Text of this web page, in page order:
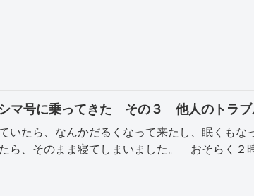
マ号に乗ってきた その３ 他人のトラブ
いたら、なんかだるくなって来たし、眠くもな
ら、そのまま寝てしまいました。 おそらく２